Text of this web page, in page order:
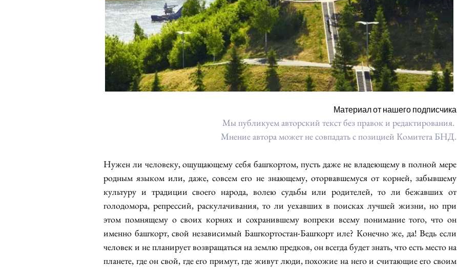
Материал от нашего подписчика
Мы публикуем авторский текст без правок и редактирования.
Мнение автора может не совпадать с позицией Комитета БНД.
Нужен ли человеку, ощущающему себя башҡортом, пусть даже не владеющему в полной мере
родным языком или, даже, совсем его не знающему, оторвавшемуся от корней, забывшему
культуру и традиции своего народа, волею судьбы или родителей, то ли бежавших от
голодомора, репрессий, раскулачивания, то ли уехавших в поисках лучшей жизни, но при
этом помнящему о своих корнях и сохранившему вопреки всему понимание того, что он
именно башҡорт, свой независимый Башҡортостан-Башҡорт иле? Конечно же, да! Ведь если
человек и не планирует возвращаться на землю предков, он всегда будет знать, что есть место на
планете, где он свой, где его примут, где живут люди, похожие на него и считающие его своим